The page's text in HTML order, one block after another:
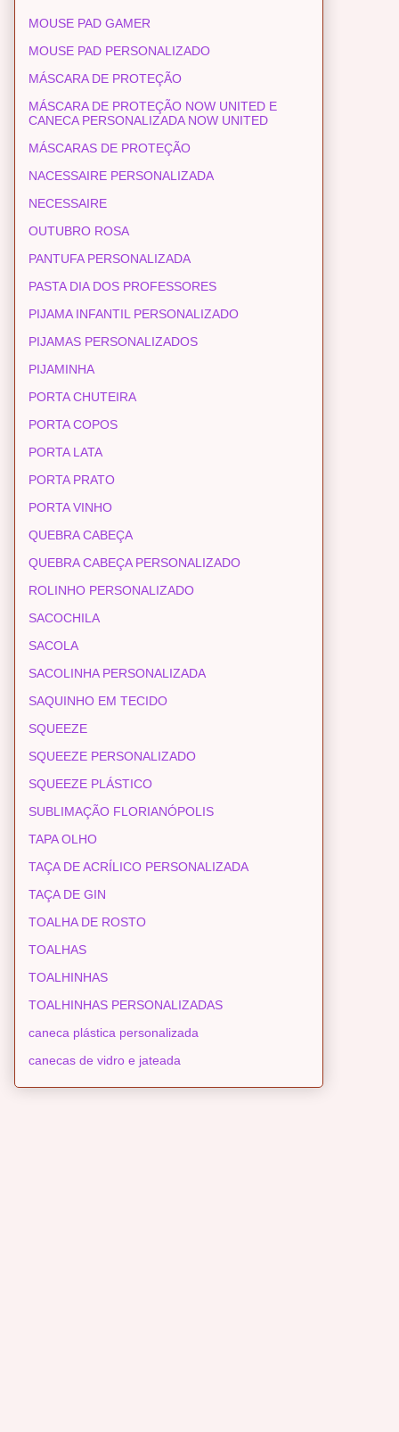
MOUSE PAD GAMER
MOUSE PAD PERSONALIZADO
MÁSCARA DE PROTEÇÃO
MÁSCARA DE PROTEÇÃO NOW UNITED E
CANECA PERSONALIZADA NOW UNITED
MÁSCARAS DE PROTEÇÃO
NACESSAIRE PERSONALIZADA
NECESSAIRE
OUTUBRO ROSA
PANTUFA PERSONALIZADA
PASTA DIA DOS PROFESSORES
PIJAMA INFANTIL PERSONALIZADO
PIJAMAS PERSONALIZADOS
PIJAMINHA
PORTA CHUTEIRA
PORTA COPOS
PORTA LATA
PORTA PRATO
PORTA VINHO
QUEBRA CABEÇA
QUEBRA CABEÇA PERSONALIZADO
ROLINHO PERSONALIZADO
SACOCHILA
SACOLA
SACOLINHA PERSONALIZADA
SAQUINHO EM TECIDO
SQUEEZE
SQUEEZE PERSONALIZADO
SQUEEZE PLÁSTICO
SUBLIMAÇÃO FLORIANÓPOLIS
TAPA OLHO
TAÇA DE ACRÍLICO PERSONALIZADA
TAÇA DE GIN
TOALHA DE ROSTO
TOALHAS
TOALHINHAS
TOALHINHAS PERSONALIZADAS
caneca plástica personalizada
canecas de vidro e jateada